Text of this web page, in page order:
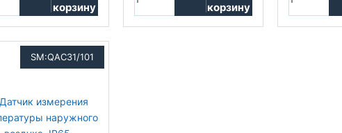
корзину
корзину
SM:QAC31/101